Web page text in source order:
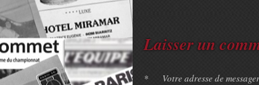
Laisser un
Votre adresse de
*